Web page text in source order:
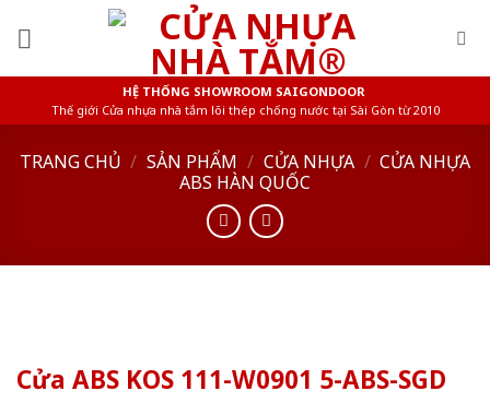
HỆ THỐNG SHOWROOM SAIGONDOOR
Thế giới Cửa nhựa nhà tắm lõi thép chống nước tại Sài Gòn từ 2010
TRANG CHỦ / SẢN PHẨM / CỬA NHỰA / CỬA NHỰA
ABS HÀN QUỐC
Cửa ABS KOS 111-W0901 5-ABS-SGD